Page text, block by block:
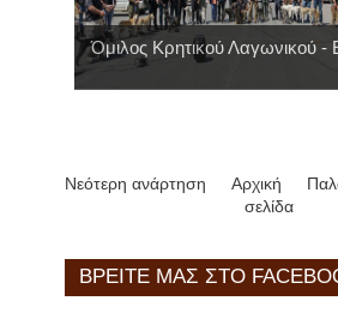
Όμιλος Κρητικού Λαγωνικού -
Νεότερη ανάρτηση
Αρχική
σελίδα
ΒΡΕΙΤΕ ΜΑΣ ΣΤΟ